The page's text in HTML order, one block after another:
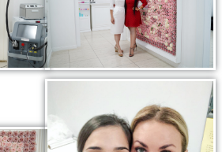
» (Германия)
(стимулирует собственный
оригинальным
System
в косметологии Esthetic Clinic на
аппарате ULTHERA